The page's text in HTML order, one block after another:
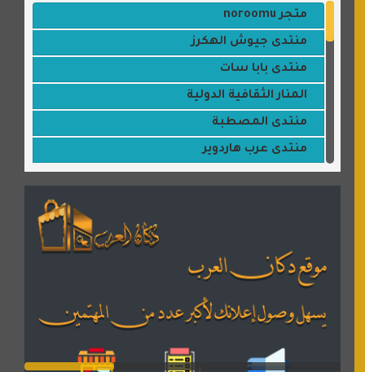
متجر noroomu
منتدى جيوش الهكرز
منتدى بابا سات
المنار الثقافية الدولية
منتدى المصطبة
منتدى عرب هاردوير
القران للجميع
منتدى همسات روائية
المكتبة الصوتية للقران الكريم
منتدى عدلات